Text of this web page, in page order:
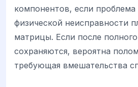
компонентов, если проблема
физической неисправности
матрицы. Если после
сохраняются, вероятна
требующая вмешательства